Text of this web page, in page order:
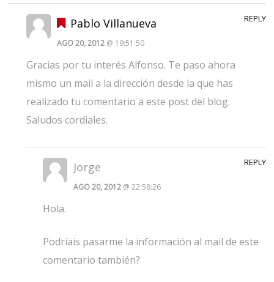
Pablo Villanueva
AGO 20, 2012 @ 19:51:50
Gracias por tu interés Alfonso. Te paso ahora
mismo un mail a la dirección desde la que has
realizado tu comentario a este post del blog.
Saludos cordiales.
REPLY
Jorge
AGO 20, 2012 @ 22:58:26
Hola.
Podríais pasarme la información al mail de este
comentario también?
REPLY